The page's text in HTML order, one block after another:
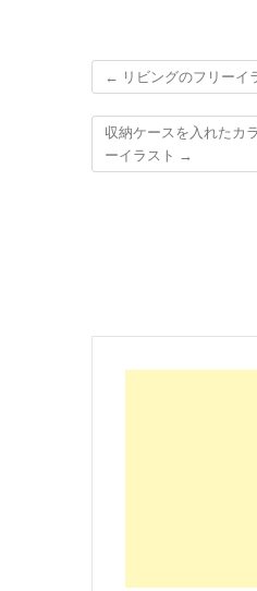
← リビングのフリーイ
収納ケースを入れたカ
ーイラスト →